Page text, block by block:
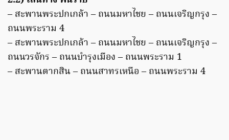
– สะพานพระปกเกล้า – ถนนมหาไชย – ถนนเจริญกรุง –
ถนนพระราม 4
– สะพานพระปกเกล้า – ถนนมหาไชย – ถนนเจริญกรุง –
ถนนวรจักร – ถนนบํารุงเมือง – ถนนพระราม 1
– สะพานตากสิน – ถนนสาทรเหนือ – ถนนพระราม 4